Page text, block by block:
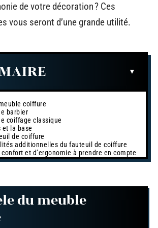
de votre décoration ? Ces
vous seront d’une grande utilité.
coiffure
barbier
coiffage classique
et la base
de coiffure
additionnelles du fauteuil de coiffure
et d’ergonomie à prendre en compte
du meuble